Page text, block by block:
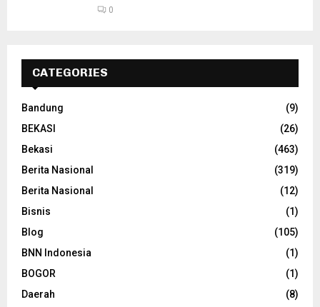
0
CATEGORIES
Bandung
(9)
BEKASI
(26)
Bekasi
(463)
Berita Nasional
(319)
Berita Nasional
(12)
Bisnis
(1)
Blog
(105)
BNN Indonesia
(1)
BOGOR
(1)
Daerah
(8)